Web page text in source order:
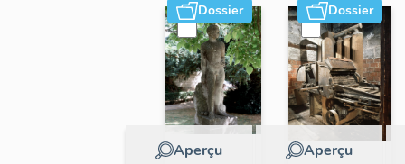
Dossier
Aperçu
Dossier
Aperçu